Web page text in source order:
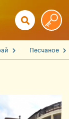
Песчаное